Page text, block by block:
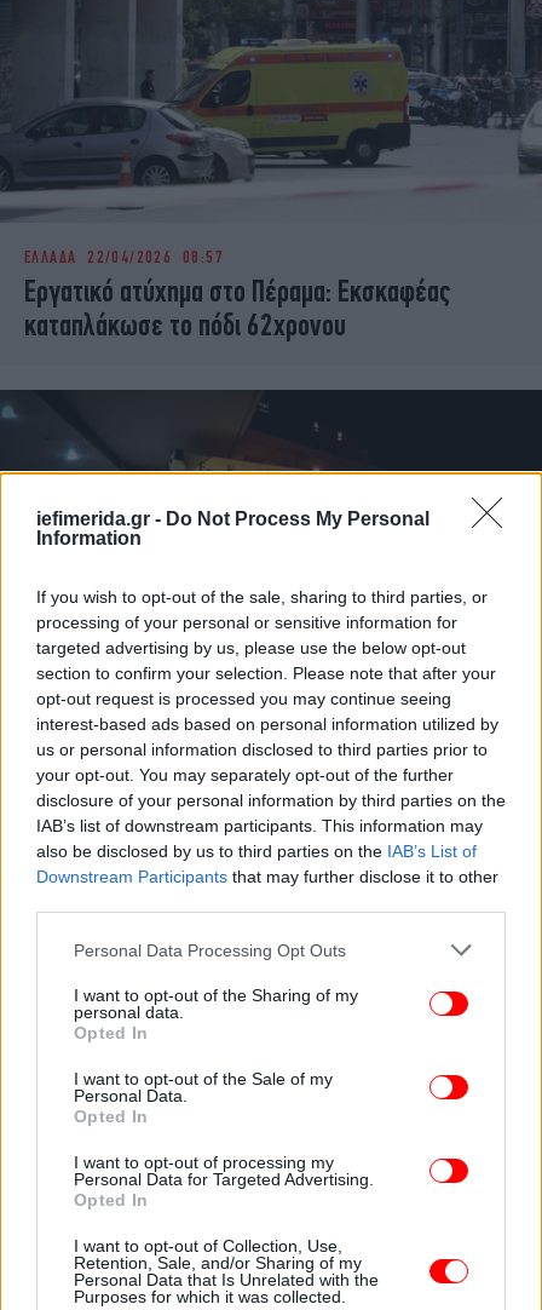
iefimerida.gr - Do Not Process My Personal
Information
If you wish to opt-out of the sale, sharing to third parties, or
processing of your personal or sensitive information for
targeted advertising by us, please use the below opt-out
section to confirm your selection. Please note that after your
opt-out request is processed you may continue seeing
interest-based ads based on personal information utilized by
us or personal information disclosed to third parties prior to
your opt-out. You may separately opt-out of the further
disclosure of your personal information by third parties on the
IAB’s list of downstream participants. This information may
also be disclosed by us to third parties on the IAB’s List of
Downstream Participants that may further disclose it to other
Please note that this website/app uses one or more Google
not limited to your visit or usage behaviour. You may click to
grant or deny consent to Google and its third-party tags to
use your data for below specified purposes in below Google
consent section.
Personal Data Processing Opt Outs
I want to opt-out of the Sharing of my
personal data.
Opted In
I want to opt-out of the Sale of my
Personal Data.
Opted In
I want to opt-out of processing my
Personal Data for Targeted Advertising.
Opted In
I want to opt-out of Collection, Use,
Retention, Sale, and/or Sharing of my
Personal Data that Is Unrelated with the
Purposes for which it was collected.
ΕΛΛΑΔΑ 22/04/2026 08:57
Εργατικό ατύχημα στο Πέραμα: Εκσκαφέας
καταπλάκωσε το πόδι 62χρονου
ΕΛΛΑΔΑ 25/02/2026 06:01
Πέραμα: Σφοδρή σύγκρουση μεταξύ δύο
μοτοσικλετών -Νεκρός 26χρονος,
τραυματίστηκε ελαφρά 29χρονος
ΕΛΛΑΔΑ 06/02/2026 13:24
Χαρδαλιάς: Κάθε σύνθετο ζήτημα απαιτεί
σοβαρή, καθημερινή ενασχόληση, όχι
αποσπασματικές ή πρόχειρες αποφάσεις